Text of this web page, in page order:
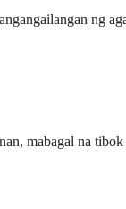
ng
mabagal na